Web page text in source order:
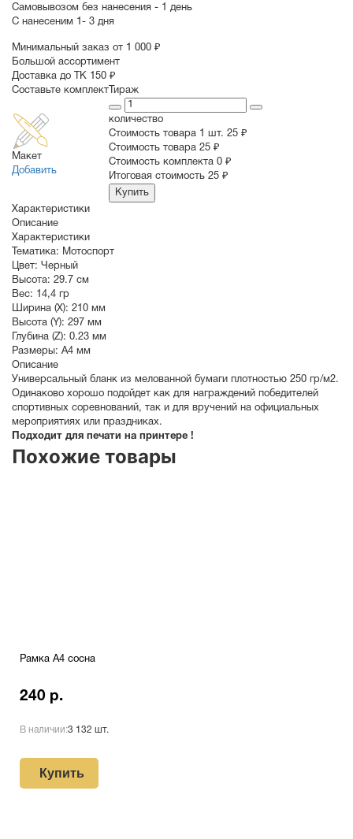
Самовывозом без нанесения -
1 день
С нанесеним
1- 3 дня
Минимальный заказ от 1 000 ₽
Большой ассортимент
Доставка до ТК 150 ₽
Составьте комплект
Макет
Добавить
Тираж
количество
Стоимость товара 1 шт. 25 ₽
Cтоимость товара 25 ₽
Стоимость комплекта 0 ₽
Итоговая стоимость 25 ₽
Купить
Характеристики
Описание
Характеристики
Тематика: Мотоспорт
Цвет: Черный
Высота: 29.7 см
Вес: 14,4 гр
Ширина (X): 210 мм
Высота (Y): 297 мм
Глубина (Z): 0.23 мм
Размеры: A4 мм
Описание
Универсальный бланк из мелованной бумаги плотностью 250 гр/м2.
Одинаково хорошо подойдет как для награждений победителей
спортивных соревнований, так и для вручений на официальных
мероприятиях или праздниках.
Подходит для печати на принтере !
Похожие товары
Рамка A4 сосна
240 р.
В наличии:3 132 шт.
Купить